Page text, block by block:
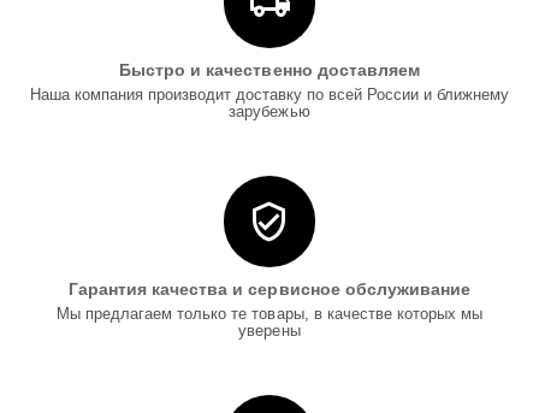
Быстро и качественно доставляем
Наша компания производит доставку по всей России и ближнему
зарубежью
Гарантия качества и сервисное обслуживание
Мы предлагаем только те товары, в качестве которых мы
уверены